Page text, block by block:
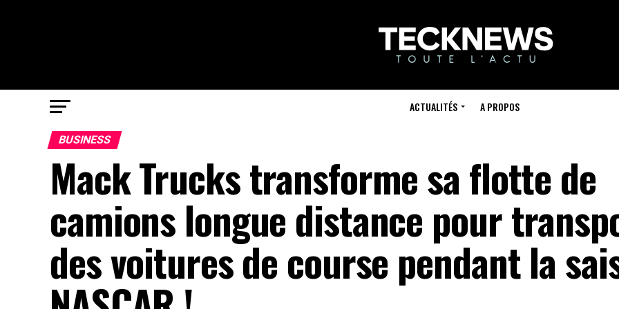
ACTUALITÉS A PROPOS
BUSINESS
Mack Trucks transforme sa flotte de
camions longue distance pour
des voitures de course pendant la